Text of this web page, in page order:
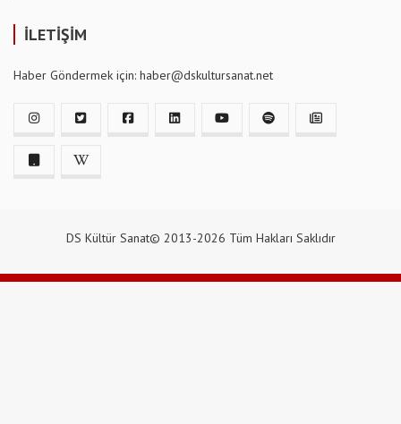
İLETİŞİM
Haber Göndermek için: haber@dskultursanat.net
DS Kültür Sanat© 2013-2026 Tüm Hakları Saklıdır